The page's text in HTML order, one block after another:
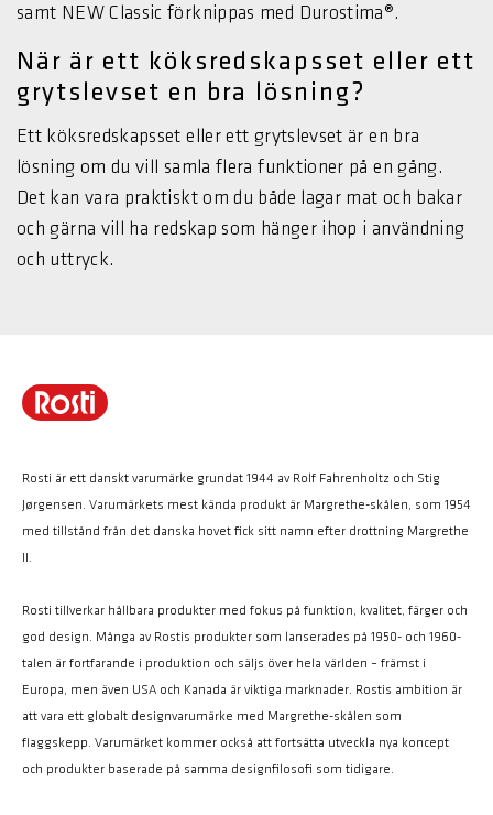
samt NEW Classic förknippas med Durostima®.
När är ett köksredskapsset eller ett
grytslevset en bra lösning?
Ett köksredskapsset eller ett grytslevset är en bra
lösning om du vill samla flera funktioner på en gång.
Det kan vara praktiskt om du både lagar mat och bakar
och gärna vill ha redskap som hänger ihop i användning
och uttryck.
Rosti är ett danskt varumärke grundat 1944 av Rolf Fahrenholtz och Stig
Jørgensen. Varumärkets mest kända produkt är Margrethe-skålen, som 1954
med tillstånd från det danska hovet fick sitt namn efter drottning Margrethe
Rosti tillverkar hållbara produkter med fokus på funktion, kvalitet, färger och
god design. Många av Rostis produkter som lanserades på 1950- och 1960-
talen är fortfarande i produktion och säljs över hela världen – främst i
Europa, men även USA och Kanada är viktiga marknader. Rostis ambition är
att vara ett globalt designvarumärke med Margrethe-skålen som
flaggskepp. Varumärket kommer också att fortsätta utveckla nya koncept
och produkter baserade på samma designfilosofi som tidigare.